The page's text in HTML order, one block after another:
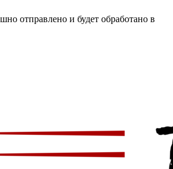
отправлено и будет обработано в